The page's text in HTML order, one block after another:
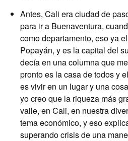
Antes, Cali era ciudad de
para ir a Buenaventura,
como departamento, eso ya
Popayán, y es la capital del
decía en una columna que
pronto es la casa de todos y
es vivir en un lugar y una
yo creo que la riqueza más
valle, en Cali, en nuestra
tema económico, y eso
superando crisis de una